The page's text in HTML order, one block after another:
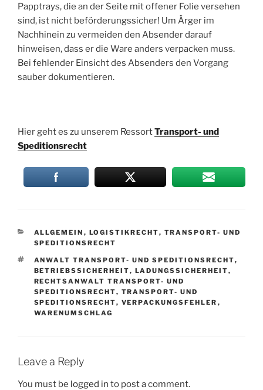
Papptrays, die an der Seite mit offener Folie versehen
sind, ist nicht beförderungssicher! Um Ärger im
Nachhinein zu vermeiden den Absender darauf
hinweisen, dass er die Ware anders verpacken muss.
Bei fehlender Einsicht des Absenders den Vorgang
sauber dokumentieren.
Hier geht es zu unserem RessortTransport- und
Speditionsrecht
KATEGORIEN
ALLGEMEIN , LOGISTIKRECHT, TRANSPORT- UND
SPEDITIONSRECHT
SCHLAGWÖRTER
ANWALT TRANSPORT- UND SPEDITIONSRECHT,
BETRIEBSSICHERHEIT, LADUNGSSICHERHEIT,
RECHTSANWALT TRANSPORT- UND
SPEDITIONSRECHT, TRANSPORT- UND
SPEDITIONSRECHT, VERPACKUNGSFEHLER ,
WARENUMSCHLAG
Leave a Reply
You must be logged in to post a comment.